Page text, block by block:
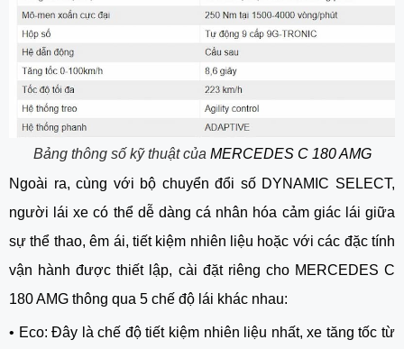
Bảng thông số kỹ thuật của MERCEDES C 180 AMG
Ngoài ra, cùng với bộ chuyển đổi số DYNAMIC SELECT,
người lái xe có thể dễ dàng cá nhân hóa cảm giác lái giữa
sự thể thao, êm ái, tiết kiệm nhiên liệu hoặc với các đặc tính
vận hành được thiết lập, cài đặt riêng cho MERCEDES C
180 AMG thông qua 5 chế độ lái khác nhau:
• Eco: Đây là chế độ tiết kiệm nhiên liệu nhất, xe tăng tốc từ